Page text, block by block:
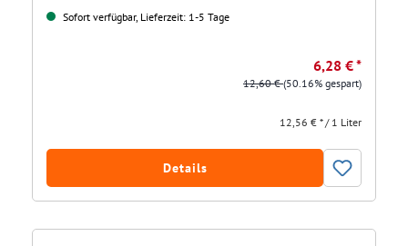
Sofort verfügbar, Lieferzeit: 1-5 Tage
6,28 € *
12,60 €(50.16% gespart)
12,56 € * / 1 Liter
Details